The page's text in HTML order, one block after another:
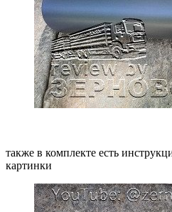
также в комплекте есть
картинки